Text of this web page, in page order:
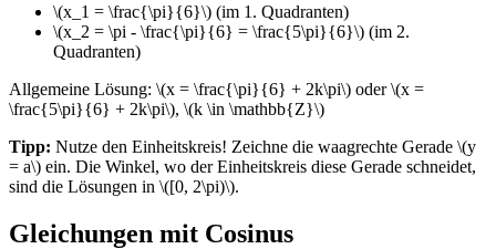
\(x_1 = \frac{\pi}{6}\) (im 1. Quadranten)
\(x_2 = \pi - \frac{\pi}{6} = \frac{5\pi}{6}\) (im 2.
Quadranten)
Allgemeine Lösung: \(x = \frac{\pi}{6} + 2k\pi\) oder \(x =
\frac{5\pi}{6} + 2k\pi\), \(k \in \mathbb{Z}\)
Tipp: Nutze den Einheitskreis! Zeichne die waagrechte Gerade \(y
= a\) ein. Die Winkel, wo der Einheitskreis diese Gerade schneidet,
sind die Lösungen in \([0, 2\pi)\).
Gleichungen mit Cosinus